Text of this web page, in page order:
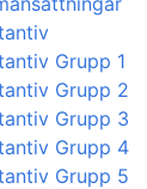
Grupp 1
Grupp 2
Grupp 3
Grupp 4
Grupp 5